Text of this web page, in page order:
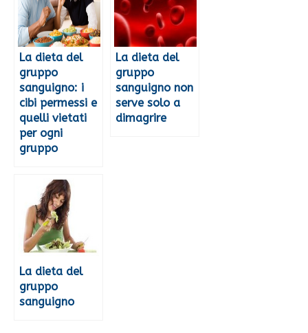
La dieta del
gruppo
sanguigno: i
cibi permessi e
quelli vietati
per ogni
gruppo
La dieta del
gruppo
sanguigno non
serve solo a
dimagrire
La dieta del
gruppo
sanguigno